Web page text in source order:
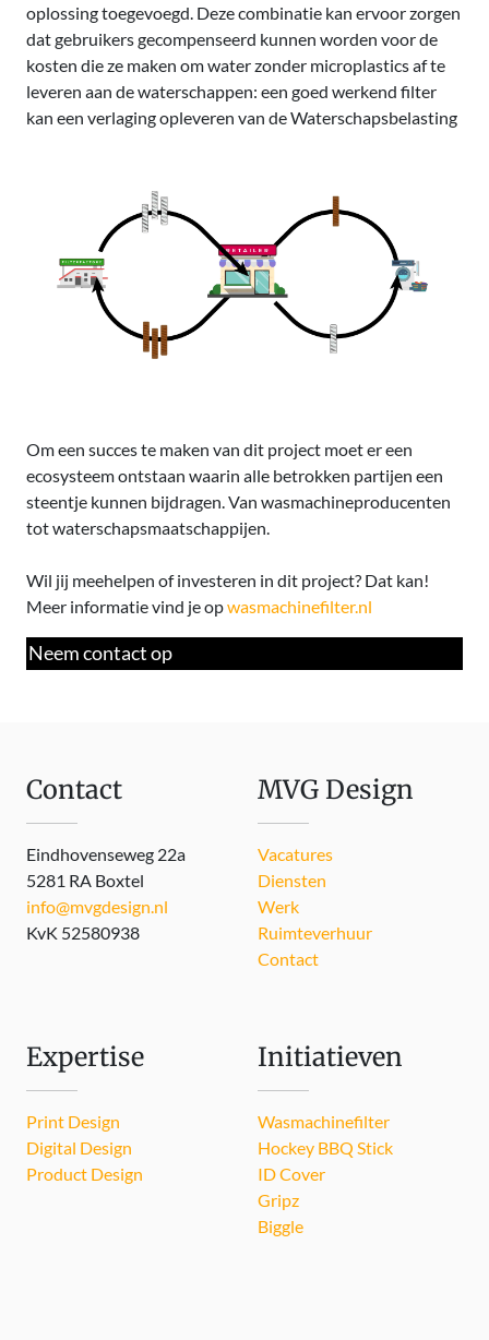
oplossing toegevoegd. Deze combinatie kan ervoor zorgen
dat gebruikers gecompenseerd kunnen worden voor de
kosten die ze maken om water zonder microplastics af te
leveren aan de waterschappen: een goed werkend filter
kan een verlaging opleveren van de Waterschapsbelasting
Om een succes te maken van dit project moet er een
ecosysteem ontstaan waarin alle betrokken partijen een
steentje kunnen bijdragen. Van wasmachineproducenten
tot waterschapsmaatschappijen.
Wil jij meehelpen of investeren in dit project? Dat kan!
Meer informatie vind je opwasmachinefilter.nl
Neem contact op
Contact
Eindhovenseweg 22a
5281 RA Boxtel
info@mvgdesign.nl
KvK 52580938
MVG Design
Vacatures
Diensten
Werk
Ruimteverhuur
Contact
Expertise
Print Design
Digital Design
Product Design
Initiatieven
Wasmachinefilter
Hockey BBQ Stick
ID Cover
Gripz
Biggle